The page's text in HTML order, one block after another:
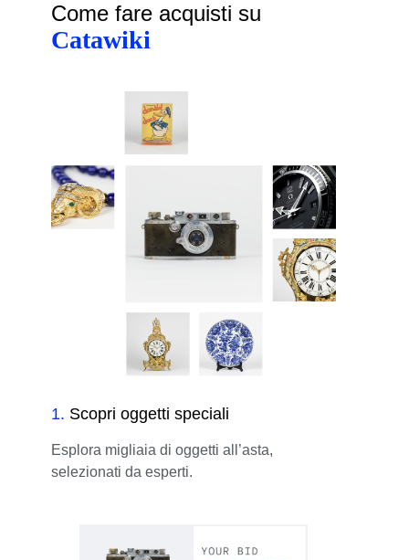
Come fare acquisti su
Catawiki
1. Scopri oggetti speciali
Esplora migliaia di oggetti all’asta,
selezionati da esperti.